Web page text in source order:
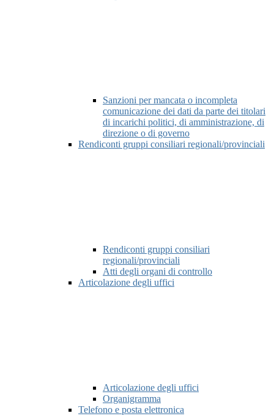
Sanzioni per mancata o incompleta
comunicazione dei dati da parte dei titolari
di incarichi politici, di amministrazione, di
direzione o di governo
Rendiconti gruppi consiliari regionali/provinciali
Rendiconti gruppi consiliari
regionali/provinciali
Atti degli organi di controllo
Articolazione degli uffici
Articolazione degli uffici
Organigramma
Telefono e posta elettronica